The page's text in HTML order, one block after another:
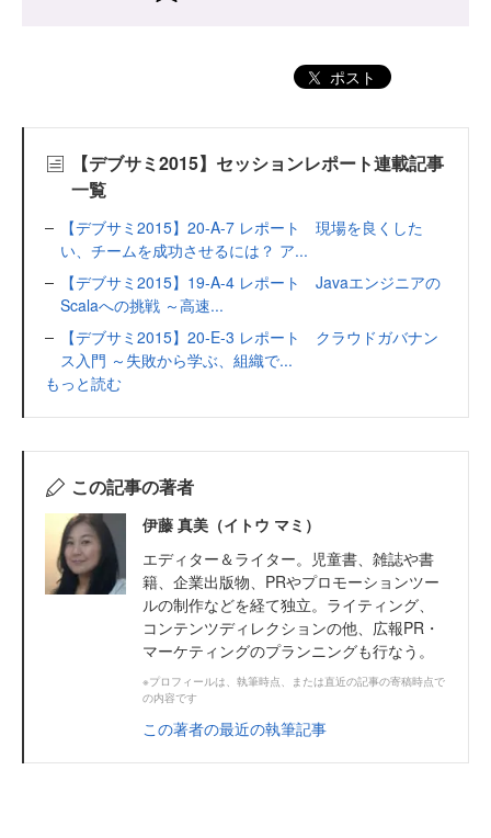
ポスト
【デブサミ2015】セッションレポート連載記事
一覧
【デブサミ2015】20-A-7 レポート 現場を良くした
い、チームを成功させるには？ ア...
【デブサミ2015】19-A-4 レポート Javaエンジニアの
Scalaへの挑戦 ～高速...
【デブサミ2015】20-E-3 レポート クラウドガバナン
ス入門 ～失敗から学ぶ、組織で...
もっと読む
この記事の著者
伊藤 真美（イトウ マミ）
エディター＆ライター。児童書、雑誌や書
籍、企業出版物、PRやプロモーションツー
ルの制作などを経て独立。ライティング、
コンテンツディレクションの他、広報PR・
マーケティングのプランニングも行なう。
※プロフィールは、執筆時点、または直近の記事の寄稿時点で
の内容です
この著者の最近の執筆記事